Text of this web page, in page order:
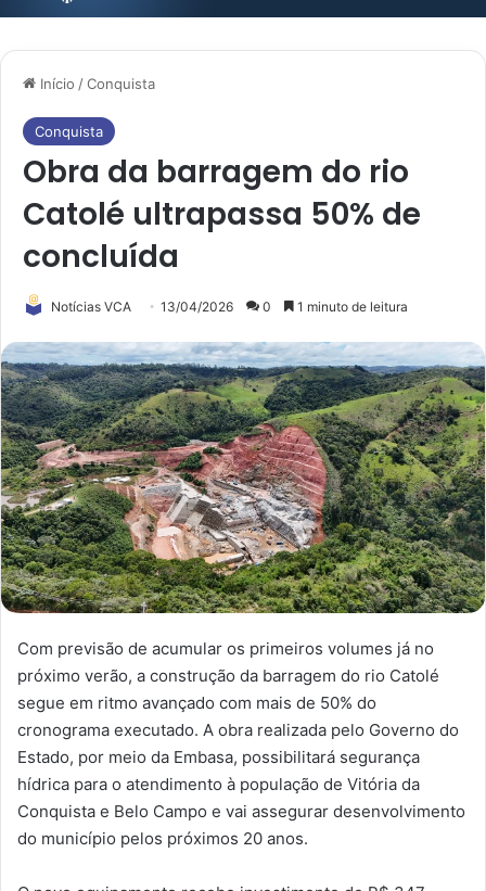
Início /Conquista
Conquista
Obra da barragem do rio
Catolé ultrapassa 50% de
concluída
Notícias VCA 13/04/2026 0 1 minuto de leitura
Com previsão de acumular os primeiros volumes já no
próximo verão, a construção da barragem do rio Catolé
segue em ritmo avançado com mais de 50% do
cronograma executado. A obra realizada pelo Governo do
Estado, por meio da Embasa, possibilitará segurança
hídrica para o atendimento à população de Vitória da
Conquista e Belo Campo e vai assegurar desenvolvimento
do município pelos próximos 20 anos.